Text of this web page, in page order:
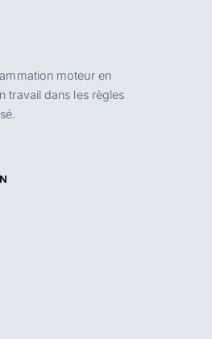
moteur en
travail dans les règles